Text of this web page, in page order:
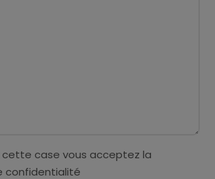
cette case vous acceptez la
confidentialité